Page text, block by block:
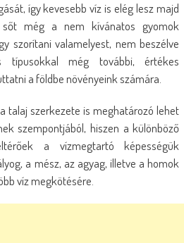
így kevesebb víz is elég lesz majd
sőt még a nem kívánatos gyomok
szorítani valamelyest, nem beszélve
típusokkal még további, értékes
a földbe növényeink számára.
talaj szerkezete is meghatározó lehet
szempontjából, hiszen a különböző
a vízmegtartó képességük
a mész, az agyag, illetve a homok
víz megkötésére.